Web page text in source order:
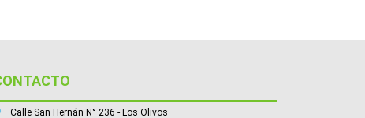
Calle San Hernán N° 236 - Los Olivos